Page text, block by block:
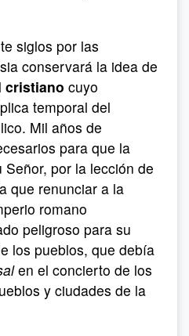
siglos por las
conservará la idea de
cristiano cuyo
temporal del
Mil años de
para que la
por la lección de
que renunciar a la
romano
peligroso para su
los pueblos, que debía
en el concierto de los
y ciudades de la